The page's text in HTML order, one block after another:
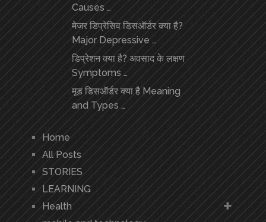
Causes …
मेजर डिप्रेसिव डिसऑर्डर क्या है?
Major Depressive …
डिप्रेशन क्या है? अवसाद के लक्षण
Symptoms …
मूड डिसऑर्डर क्या है Meaning
and Types …
Home
All Posts
STORIES
LEARNING
Health